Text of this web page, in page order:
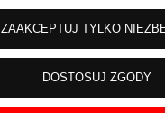
PŁATNOŚCI I
INFORMACJE
ZAAKCEPTUJ TYLKO
DOSTOSUJ ZGODY